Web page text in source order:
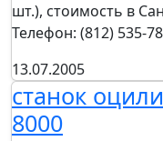
шт.), стоимость в
Телефон: (812) 535-
13.07.2005
станок
8000